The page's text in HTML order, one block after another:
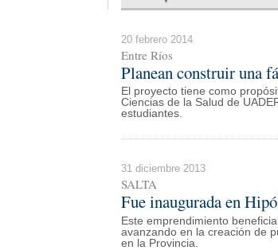
20 febrero 2014
Entre Ríos
Planean construir una
El proyecto tiene como
Ciencias de la Salud de
estudiantes.
31 diciembre 2013
SALTA
Fue inaugurada en
Este emprendimiento
avanzando en la creación de
en la Provincia.